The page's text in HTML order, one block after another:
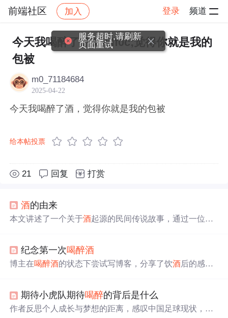
前端社区 加入 登录 频道
社区 前端社区 感慨 帖子详情
今天我喝醉了酒&#xff0c;觉得你就是我的
包被
m0_71184684
2025-04-22
今天我喝醉了酒，觉得你就是我的包被
给本帖投票
21 回复 打赏
酒的由来
本文讲述了一个关于酒起源的民间传说故事，通过一位农
享了饮酒的三个阶段及启示。
纪念第一次喝醉酒
博主在喝醉酒的状态下尝试写博客，分享了饮酒后的感受
期待小虎队期待喝醉的背后是什么
作者反思个人成长与梦想的距离，感叹中国足球现状，同
服务超时,请刷新
页面重试